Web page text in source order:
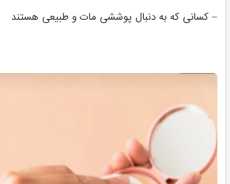
– کسانی که به دنبال پوششی مات و طبیعی هستند